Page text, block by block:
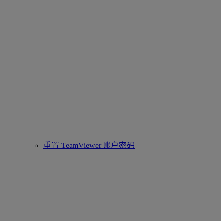
重置 TeamViewer 账户密码